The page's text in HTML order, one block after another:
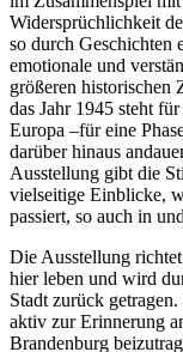
Widersprüchlichkeit
so durch Geschichten
emotionale und
größeren historischen
das Jahr 1945 steht
Europa –für eine
darüber hinaus
Ausstellung gibt die
vielseitige Einblicke,
passiert, so auch in
Die Ausstellung
hier leben und wird
Stadt zurück
aktiv zur Erinnerung
Brandenburg